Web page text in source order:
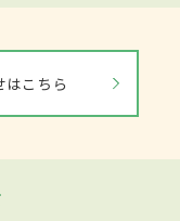
こちら